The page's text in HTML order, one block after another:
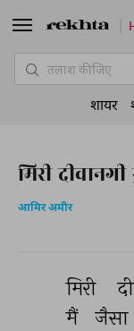
मिरी
आमिर अमीर
मिरी
मैं
जैसा
शायर